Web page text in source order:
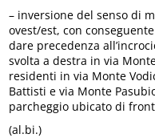
– inversione del senso di
ovest/est, con
dare precedenza
svolta a destra in via
residenti in via Monte
Battisti e via Monte
parcheggio ubicato di
(al.bi.)